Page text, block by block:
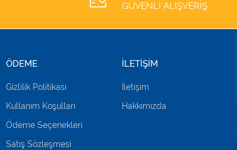
GÜVENLİ ALIŞVERİŞ
ÖDEME
Gizlilik Politikası
Kullanım Koşulları
Ödeme Seçenekleri
Satış Sözleşmesi
İLETİŞİM
İletişim
Hakkımızda